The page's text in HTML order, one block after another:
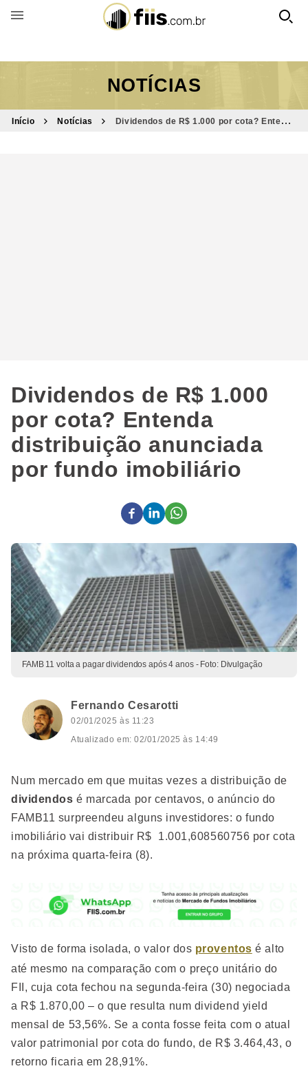
BUSCAR POR FUNDO
NOTÍCIAS
Início Notícias
Dividendos de R$ 1.000 por cota? Entenda
Dividendos de R$ 1.000
por cota? Entenda
distribuição anunciada
por fundo imobiliário
FAMB 11 volta a pagar dividendos após 4 anos - Foto: Divulgação
Fernando Cesarotti
02/01/2025 às 11:23
Atualizado em: 02/01/2025 às 14:49
Num mercado em que muitas vezes a distribuição de
dividendos é marcada por centavos, o anúncio do
FAMB11 surpreendeu alguns investidores: o fundo
imobiliário vai distribuir R$ 1.001,608560756 por cota
na próxima quarta-feira (8).
Visto de forma isolada, o valor dos proventos é alto
até mesmo na comparação com o preço unitário do
FII, cuja cota fechou na segunda-feira (30) negociada
a R$ 1.870,00 – o que resulta num dividend yield
mensal de 53,56%. Se a conta fosse feita com o atual
valor patrimonial por cota do fundo, de R$ 3.464,43, o
retorno ficaria em 28,91%.